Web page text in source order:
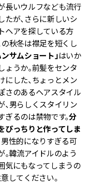
長いウルフなども流行
たが、さらに新しいシ
ヘアを探している方
の秋冬は襟足を短くし
ンサムショート」はいか
ょうか。前髪をセンタ
にした、ちょっとメン
さのあるヘアスタイル
、男らしくスタイリン
ぎるのは禁物です。分
ぴっちりと作ってしま
男性的になりすぎる可
。韓流アイドルのよう
気にもなってしまうの
意してください。